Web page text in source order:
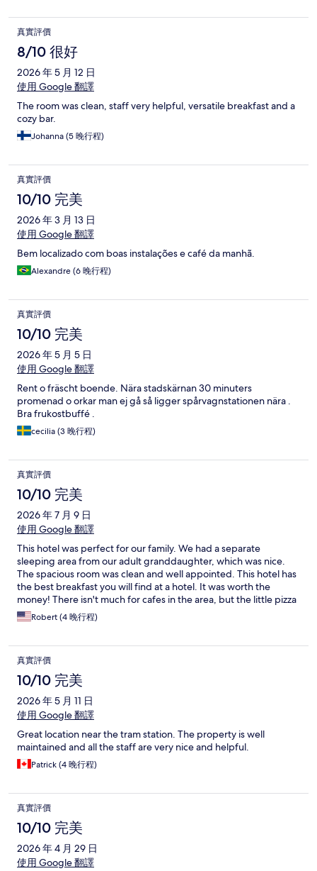
真實評價
8/10 很好
2026 年 5 月 12 日
使用 Google 翻譯
The room was clean, staff very helpful, versatile breakfast and a
cozy bar.
Johanna (5 晚行程)
真實評價
10/10 完美
2026 年 3 月 13 日
使用 Google 翻譯
Bem localizado com boas instalações e café da manhã.
Alexandre (6 晚行程)
真實評價
10/10 完美
2026 年 5 月 5 日
使用 Google 翻譯
Rent o fräscht boende. Nära stadskärnan 30 minuters
promenad o orkar man ej gå så ligger spårvagnstationen nära .
Bra frukostbuffé .
cecilia (3 晚行程)
真實評價
10/10 完美
2026 年 7 月 9 日
使用 Google 翻譯
This hotel was perfect for our family. We had a separate
sleeping area from our adult granddaughter, which was nice.
The spacious room was clean and well appointed. This hotel has
the best breakfast you will find at a hotel. It was worth the
money! There isn't much for cafes in the area, but the little pizza
place a few doors down had excellent food. We highly
recommend this hotel.
Robert (4 晚行程)
真實評價
10/10 完美
2026 年 5 月 11 日
使用 Google 翻譯
Great location near the tram station. The property is well
maintained and all the staff are very nice and helpful.
Patrick (4 晚行程)
真實評價
10/10 完美
2026 年 4 月 29 日
使用 Google 翻譯